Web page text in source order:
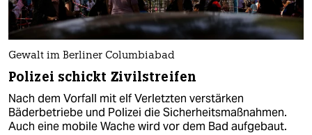
Gewalt im Berliner Columbiabad
Polizei schickt Zivilstreifen
Nach dem Vorfall mit elf Verletzten verstärken
Bäderbetriebe und Polizei die Sicherheitsmaßnahmen.
Auch eine mobile Wache wird vor dem Bad aufgebaut.